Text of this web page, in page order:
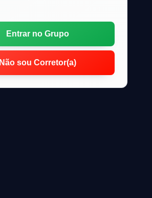
Entrar no Grupo
Não sou Corretor(a)